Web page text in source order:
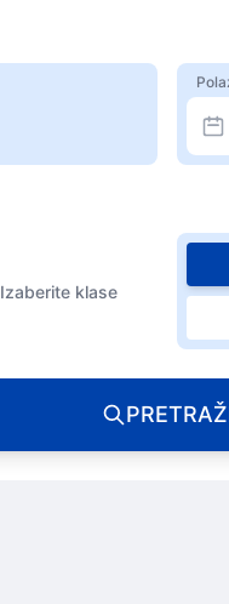
Izaberite klase